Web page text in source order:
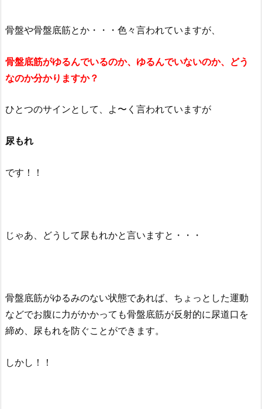
骨盤や骨盤底筋とか・・・色々言われていますが、
骨盤底筋がゆるんでいるのか、ゆるんでいないのか、どう
なのか分かりますか？
ひとつのサインとして、よ〜く言われていますが
尿もれ
です！！
じゃあ、どうして尿もれかと言いますと・・・
骨盤底筋がゆるみのない状態であれば、ちょっとした運動
などでお腹に力がかかっても骨盤底筋が反射的に尿道口を
締め、尿もれを防ぐことができます。
しかし！！